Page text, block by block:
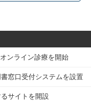
ンライン診療を開始
窓口受付システムを設置
サイトを開設